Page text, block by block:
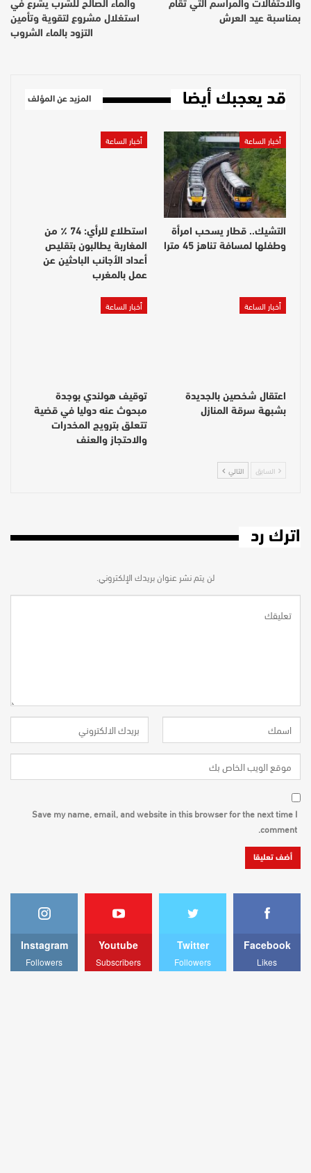
والاحتفالات والمراسم التي تقام
بمناسبة عيد العرش
والماء الصالح للشرب يشرع في
استغلال مشروع لتقوية وتأمين
التزود بالماء الشروب
قد يعجبك أيضا المزيد عن المؤلف
أخبار الساعة
التشيك.. قطار يسحب امرأة
وطفلها لمسافة تناهز 45 مترا
أخبار الساعة
استطلاع للرأي: 74 ٪ من
المغاربة يطالبون بتقليص
أعداد الأجانب الباحثين عن
عمل بالمغرب
أخبار الساعة
اعتقال شخصين بالجديدة
بشبهة سرقة المنازل
أخبار الساعة
توقيف هولندي بوجدة
مبحوث عنه دوليا في قضية
تتعلق بترويج المخدرات
والاحتجاز والعنف
السابق التالي
اترك رد
لن يتم نشر عنوان بريدك الإلكتروني.
Save my name, email, and website in this browser for the next time I
comment.
Facebook
Likes
Twitter
Followers
Youtube
Subscribers
Instagram
Followers